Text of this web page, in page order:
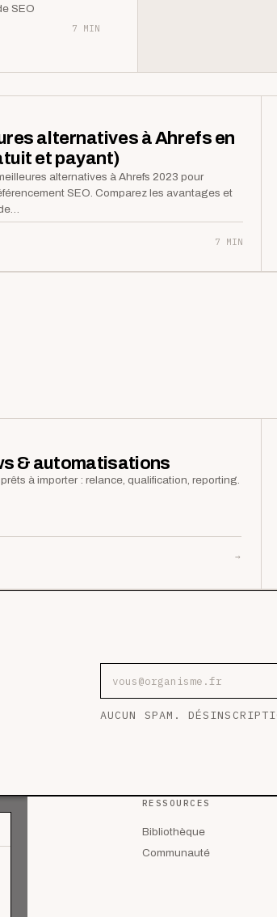
SEO
7 MIN
alternatives à Ahrefs en
et payant)
alternatives à Ahrefs 2023 pour
SEO. Comparez les avantages et
7 MIN
& automatisations
à importer : relance, qualification, reporting.
→
AUCUN SPAM.
RESSOURCES
Bibliothèque
Communauté